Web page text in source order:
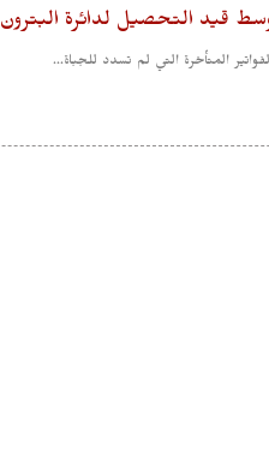
قيد التحصيل لدائرة البترون
المتأخرة التي لم تسدد للجباة...